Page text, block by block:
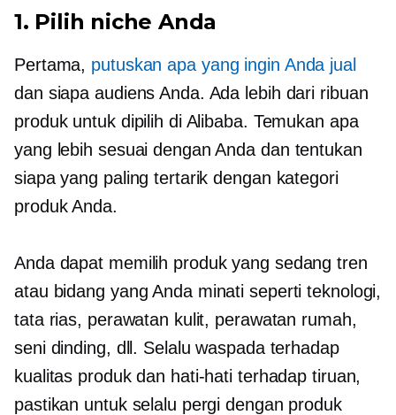
1. Pilih niche Anda
Pertama, putuskan apa yang ingin Anda jual
dan siapa audiens Anda. Ada lebih dari ribuan
produk untuk dipilih di Alibaba. Temukan apa
yang lebih sesuai dengan Anda dan tentukan
siapa yang paling tertarik dengan kategori
produk Anda.
Anda dapat memilih produk yang sedang tren
atau bidang yang Anda minati seperti teknologi,
tata rias, perawatan kulit, perawatan rumah,
seni dinding, dll. Selalu waspada terhadap
kualitas produk dan hati-hati terhadap tiruan,
pastikan untuk selalu pergi dengan produk